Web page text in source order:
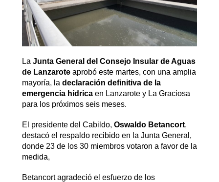
La Junta General del Consejo Insular de Aguas
de Lanzaroteaprobó este martes, con una amplia
mayoría, la declaración definitiva de la
emergencia hídricaen Lanzarote y La Graciosa
para los próximos seis meses.
El presidente del Cabildo, Oswaldo Betancort,
destacó el respaldo recibido en la Junta General,
donde 23 de los 30 miembros votaron a favor de la
medida,
Betancort agradeció el esfuerzo de los